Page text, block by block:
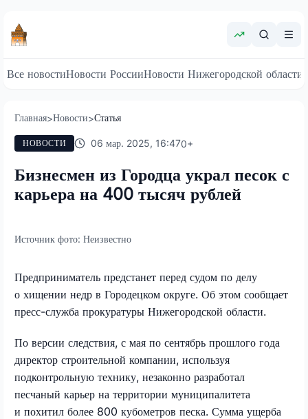
Все новостиНовости РоссииНовости Нижегородской области
Главная>Новости>Статья
НОВОСТИ 06 мар. 2025, 16:470+
Бизнесмен из Городца украл песок с
карьера на 400 тысяч рублей
Источник фото: Неизвестно
Предприниматель предстанет перед судом по делу
о хищении недр в Городецком округе. Об этом сообщает
пресс-служба прокуратуры Нижегородской области.
По версии следствия, с мая по сентябрь прошлого года
директор строительной компании, используя
подконтрольную технику, незаконно разработал
песчаный карьер на территории муниципалитета
и похитил более 800 кубометров песка. Сумма ущерба